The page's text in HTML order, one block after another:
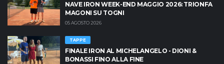
NAVE IRON WEEK-END MAGGIO 2026: TRIONFA
MAGONI SU TOGNI
05 AGOSTO 2026
TAPPE
FINALE IRON AL MICHELANGELO - DIONI &
BONASSI FINO ALLA FINE